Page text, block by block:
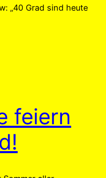
„40 Grad sind heute
feiern